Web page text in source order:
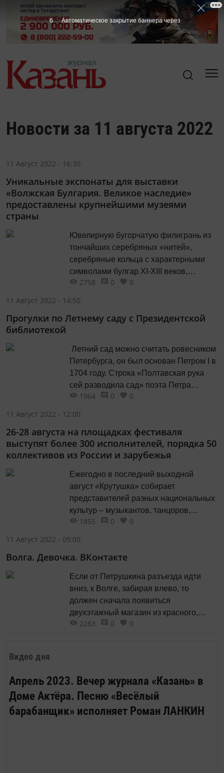
Видео дня
Апрель 2023. Вечер журнала «Казань» в
Доме Актёра. Песню «Весёлый
барабанщик» исполняет Роман ЛАНКИН
Новости за 11 августа 2022
11 Август 2022 - 16:30
Уникальные экспонаты для выставки
«Волжская Булгария. Великое наследие»
предоставлены крупнейшими музеями
страны
Ювелирную бугорчатую филигрань из
тончайших серебряных «нитей»,
серебряные кольца с характерными
символами булгар XI-XIII веков,
покажут на выставке «Волжская
музее Татарстана.
2758 0
0
11 Август 2022 - 14:50
Прогулки по Летнему саду с Президентской
библиотекой
Летний сад можно считать ровесником
Петербурга, он был основан Петром I в
1704 году. Строка «Полтавская рука
сей разводила сад» поэта Петра
Вяземского неслучайна –
1964 0
0
11 Август 2022 - 12:00
26-28 августа на площадках фестиваля
выступят более 300 исполнителей, порядка 50
коллективов из России и зарубежья
Ежегодно в последний выходной
август «Крутушка» собирает
представителей разных национальных
культур – музыкантов, танцоров,
актеров, кулинаров, ремесленников,
оригинальных.
1855 0
0
11 Август 2022 - 09:00
Волга. Девочка. ВКонтакте
Если от Петрушкина разъезда идти
вниз, к Волге, забирая влево, то
должен сначала появиться
двухэтажный магазин из красного,
фигурной кладки кирпича.
2263 0 0
6 Автоматическое закрытие баннера через